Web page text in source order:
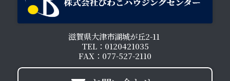
滋賀県大津市湖城が丘2-11
TEL：0120421035
FAX：077-527-2110